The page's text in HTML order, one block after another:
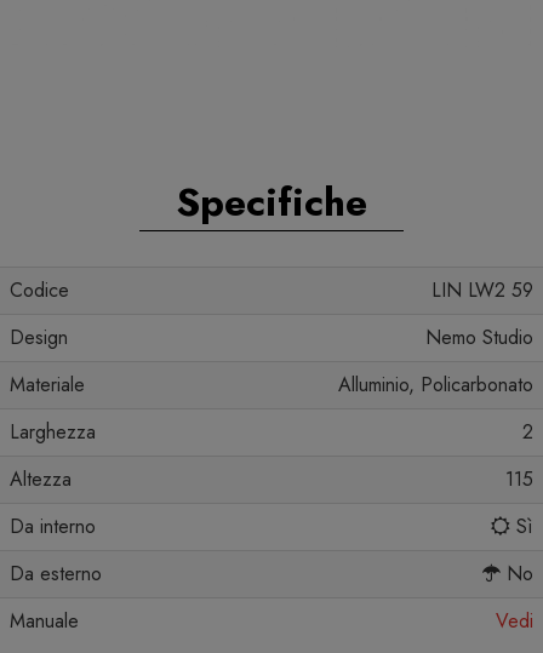
Specifiche
Codice
LIN LW2 59
Design
Nemo Studio
Materiale
Alluminio, Policarbonato
Larghezza
2
Altezza
115
Da interno
Sì
Da esterno
No
Manuale
Vedi